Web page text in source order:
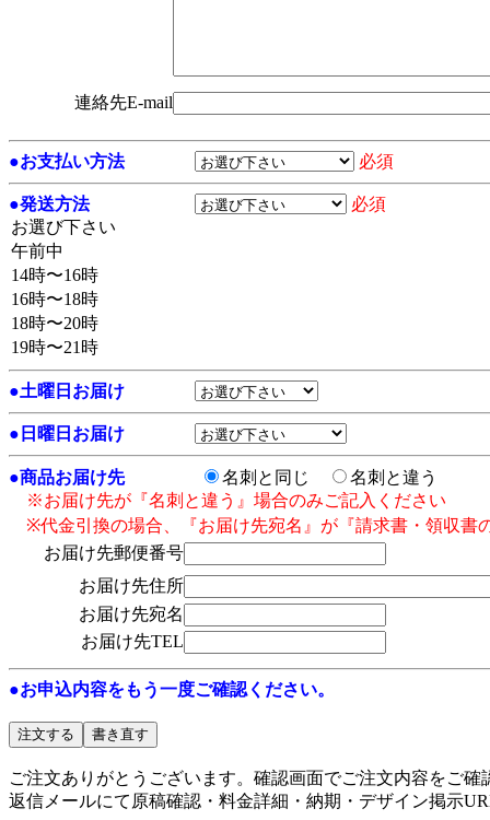
連絡先E-mail
●お支払い方法 必須
●発送方法 必須
●土曜日お届け
● 日曜日お届け
●商品お届け先 名刺と同じ
名刺と違う
※お届け先が『名刺と違う』場合のみご記入ください
※代金引換の場合、『お届け先宛名』が『請求書・領収書
お届け先郵便番号
お届け先住所
お届け先宛名
お届け先TEL
●お申込内容をもう一度ご確認ください。
ご注文ありがとうございます。確認画面でご注文内容をご確
返信メールにて原稿確認・料金詳細・納期・デザイン掲示